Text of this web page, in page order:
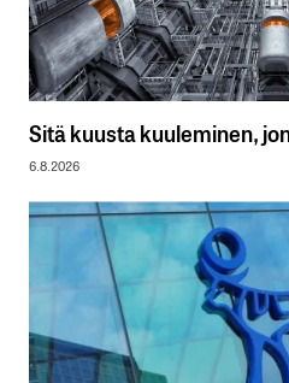
Sitä kuusta kuuleminen,
6.8.2026